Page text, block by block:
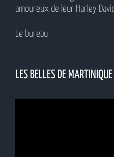
amoureux de leur Harley
Le bureau
LES BELLES DE MARTINIQUE